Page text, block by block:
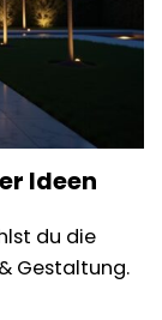
Ideen
du die
Gestaltung.